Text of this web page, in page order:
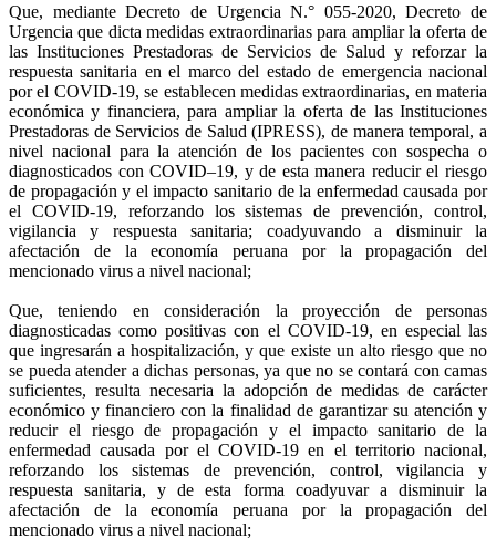
Que, mediante Decreto de Urgencia N.° 055-2020, Decreto de
Urgencia que dicta medidas extraordinarias para ampliar la oferta de
las Instituciones Prestadoras de Servicios de Salud y reforzar la
respuesta sanitaria en el marco del estado de emergencia nacional
por el COVID-19, se establecen medidas extraordinarias, en materia
económica y financiera, para ampliar la oferta de las Instituciones
Prestadoras de Servicios de Salud (IPRESS), de manera temporal, a
nivel nacional para la atención de los pacientes con sospecha o
diagnosticados con COVID–19, y de esta manera reducir el riesgo
de propagación y el impacto sanitario de la enfermedad causada por
el COVID-19, reforzando los sistemas de prevención, control,
vigilancia y respuesta sanitaria; coadyuvando a disminuir la
afectación de la economía peruana por la propagación del
mencionado virus a nivel nacional;
Que, teniendo en consideración la proyección de personas
diagnosticadas como positivas con el COVID-19, en especial las
que ingresarán a hospitalización, y que existe un alto riesgo que no
se pueda atender a dichas personas, ya que no se contará con camas
suficientes, resulta necesaria la adopción de medidas de carácter
económico y financiero con la finalidad de garantizar su atención y
reducir el riesgo de propagación y el impacto sanitario de la
enfermedad causada por el COVID-19 en el territorio nacional,
reforzando los sistemas de prevención, control, vigilancia y
respuesta sanitaria, y de esta forma coadyuvar a disminuir la
afectación de la economía peruana por la propagación del
mencionado virus a nivel nacional;